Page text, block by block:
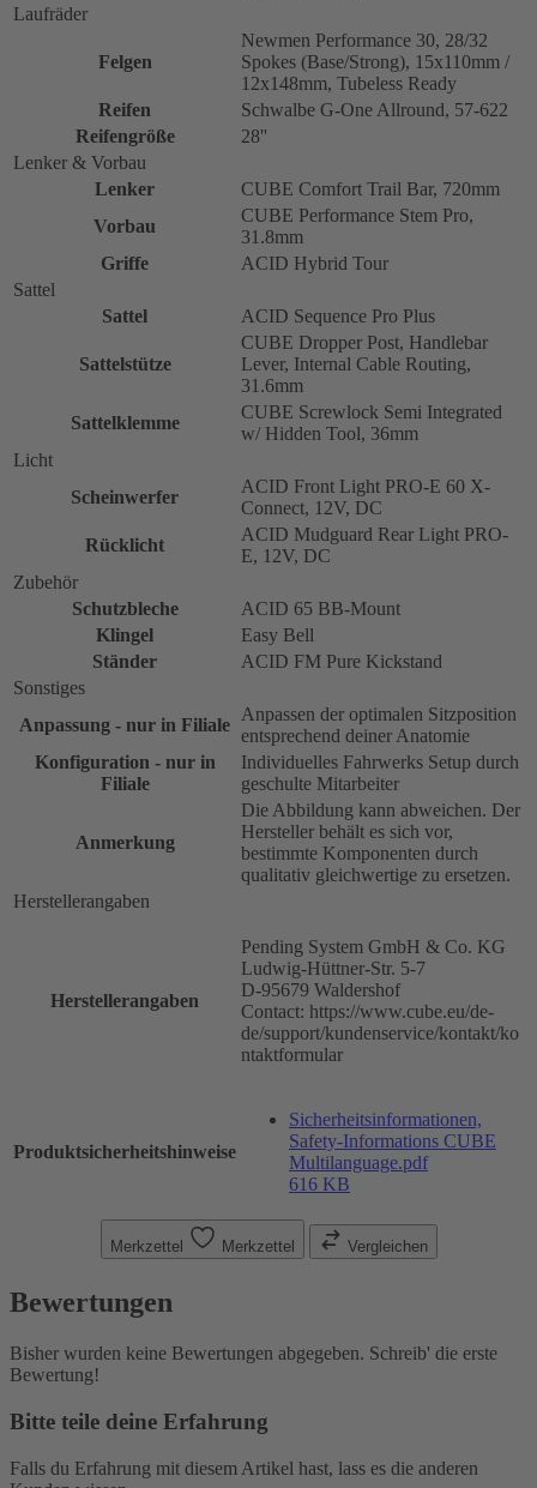
Laufräder
Felgen
Newmen Performance 30, 28/32
Spokes (Base/Strong), 15x110mm /
12x148mm, Tubeless Ready
Reifen
Schwalbe G-One Allround, 57-622
Reifengröße
28''
Lenker & Vorbau
Lenker
CUBE Comfort Trail Bar, 720mm
Vorbau
CUBE Performance Stem Pro,
31.8mm
Griffe
ACID Hybrid Tour
Sattel
Sattel
ACID Sequence Pro Plus
Sattelstütze
CUBE Dropper Post, Handlebar
Lever, Internal Cable Routing,
31.6mm
Sattelklemme
CUBE Screwlock Semi Integrated
w/ Hidden Tool, 36mm
Licht
Scheinwerfer
ACID Front Light PRO-E 60 X-
Connect, 12V, DC
Rücklicht
ACID Mudguard Rear Light PRO-
E, 12V, DC
Zubehör
Schutzbleche
ACID 65 BB-Mount
Klingel
Easy Bell
Ständer
ACID FM Pure Kickstand
Sonstiges
Anpassung - nur in Filiale
Anpassen der optimalen Sitzposition
entsprechend deiner Anatomie
Konfiguration - nur in
Filiale
Individuelles Fahrwerks Setup durch
geschulte Mitarbeiter
Anmerkung
Die Abbildung kann abweichen. Der
Hersteller behält es sich vor,
bestimmte Komponenten durch
qualitativ gleichwertige zu ersetzen.
Herstellerangaben
Herstellerangaben
Pending System GmbH & Co. KG
Ludwig-Hüttner-Str. 5-7
D-95679 Waldershof
Contact: https://www.cube.eu/de-
de/support/kundenservice/kontakt/ko
ntaktformular
Produktsicherheitshinweise
Sicherheitsinformationen,
Safety-Informations CUBE
Multilanguage.pdf
616 KB
Merkzettel Merkzettel Vergleichen
Bewertungen
Bisher wurden keine Bewertungen abgegeben. Schreib' die erste
Bewertung!
Bitte teile deine Erfahrung
Falls du Erfahrung mit diesem Artikel hast, lass es die anderen